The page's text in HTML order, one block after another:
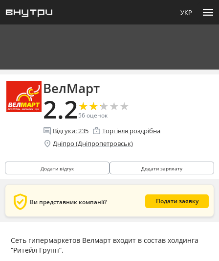
УКР menu
ВелМарт
2.2★
★★
★★
★★
★★
★
56оценок
comment Відгуки:235 enterprise Торгівля роздрібна
location_on Дніпро (Дніпропетровськ)
Додати відгук Додати зарплату
verified_user Ви представник компанії? Подати заявку
Сеть гипермаркетов Велмарт входит в состав холдинга
“Ритейл Групп”.